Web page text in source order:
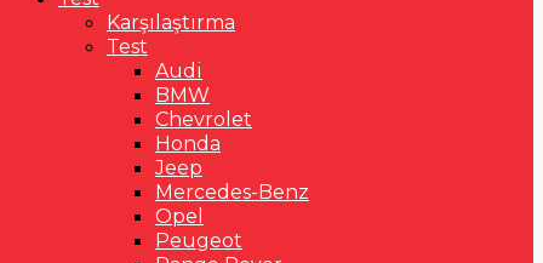
Karşılaştırma
Test
Audi
BMW
Chevrolet
Honda
Jeep
Mercedes-Benz
Opel
Peugeot